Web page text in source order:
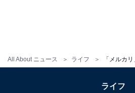
All About ニュース ライフ
ライフ